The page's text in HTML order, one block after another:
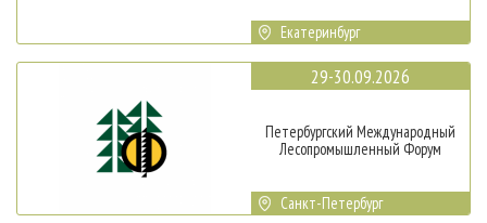
Екатеринбург
29-30.09.2026
Петербургский Международный
Лесопромышленный Форум
Санкт-Петербург